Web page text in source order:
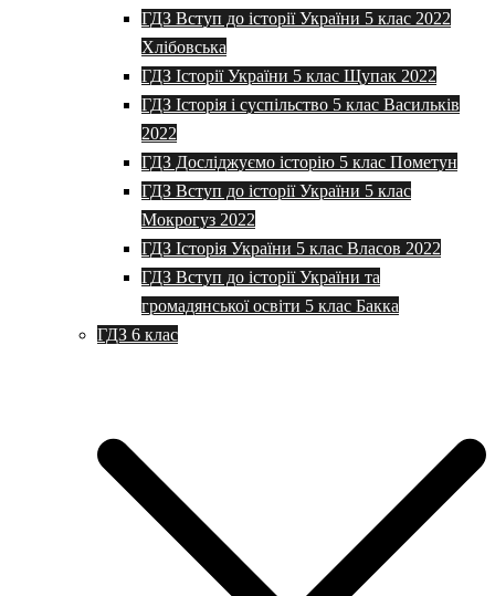
ГДЗ Вступ до історії України 5 клас 2022
Хлібовська
ГДЗ Історії України 5 клас Щупак 2022
ГДЗ Історія і суспільство 5 клас Васильків
2022
ГДЗ Досліджуємо історію 5 клас Пометун
ГДЗ Вступ до історії України 5 клас
Мокрогуз 2022
ГДЗ Історія України 5 клас Власов 2022
ГДЗ Вступ до історії України та
громадянської освіти 5 клас Бакка
ГДЗ 6 клас